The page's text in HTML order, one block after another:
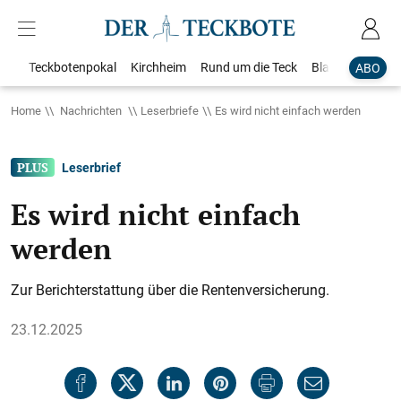
ABO
Teckbotenpokal Kirchheim Rund um die Teck Blaulicht
Home Nachrichten Leserbriefe Es wird nicht einfach werden
Leserbrief
Es wird nicht einfach
werden
Zur Berichterstattung über die Rentenversicherung.
23.12.2025